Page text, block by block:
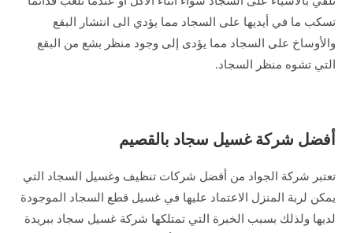
تسكب ما في أيديها على السجاد مما يؤدي الى انتشار البقع
والأوساخ على السجاد مما يؤدى إلى وجود منظر بشع من البقع
التي تشوه منظر السجاد.
أفضل شركة غسيل سجاد بالقصيم
تعتبر شركة الجواد من أفضل شركات تنظيف وغسيل السجاد التي
يمكن لربة المنزل الاعتماد عليها في غسيل قطع السجاد الموجودة
لديها ولذلك بسبب الخبرة التي تمتلكها شركة غسيل سجاد ببريدة